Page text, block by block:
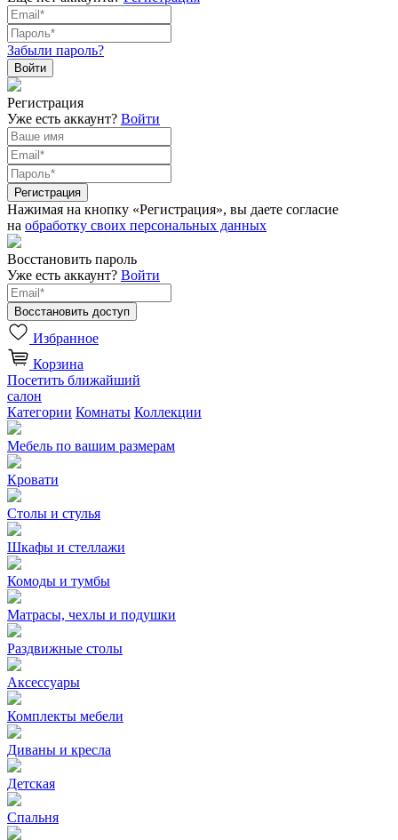
Забыли пароль?
Регистрация
Уже есть аккаунт? Войти
Нажимая на кнопку «Регистрация», вы даете согласие
на обработку своих персональных данных
Восстановить пароль
Уже есть аккаунт? Войти
Избранное
Корзина
Посетить ближайший
салон
Категории Комнаты Коллекции
Мебель по вашим размерам
Кровати
Столы и стулья
Шкафы и стеллажи
Комоды и тумбы
Матрасы, чехлы и подушки
Раздвижные столы
Аксессуары
Комплекты мебели
Диваны и кресла
Детская
Спальня